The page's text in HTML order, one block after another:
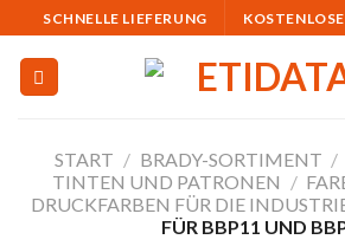
to
content
SCHNELLE LIEFERUNG
START / BRADY-SORTIMENT /
TINTEN UND PATRONEN /
DRUCKFARBEN FÜR DIE
FÜR BBP11 UND